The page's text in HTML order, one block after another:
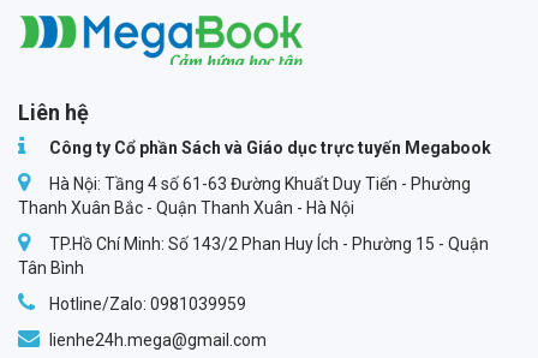
Liên hệ
Công ty Cổ phần Sách và Giáo dục trực tuyến Megabook
Hà Nội: Tầng 4 số 61-63 Đường Khuất Duy Tiến - Phường
Thanh Xuân Bắc - Quận Thanh Xuân - Hà Nội
TP.Hồ Chí Minh: Số 143/2 Phan Huy Ích - Phường 15 - Quận
Tân Bình
Hotline/Zalo: 0981039959
lienhe24h.mega@gmail.com